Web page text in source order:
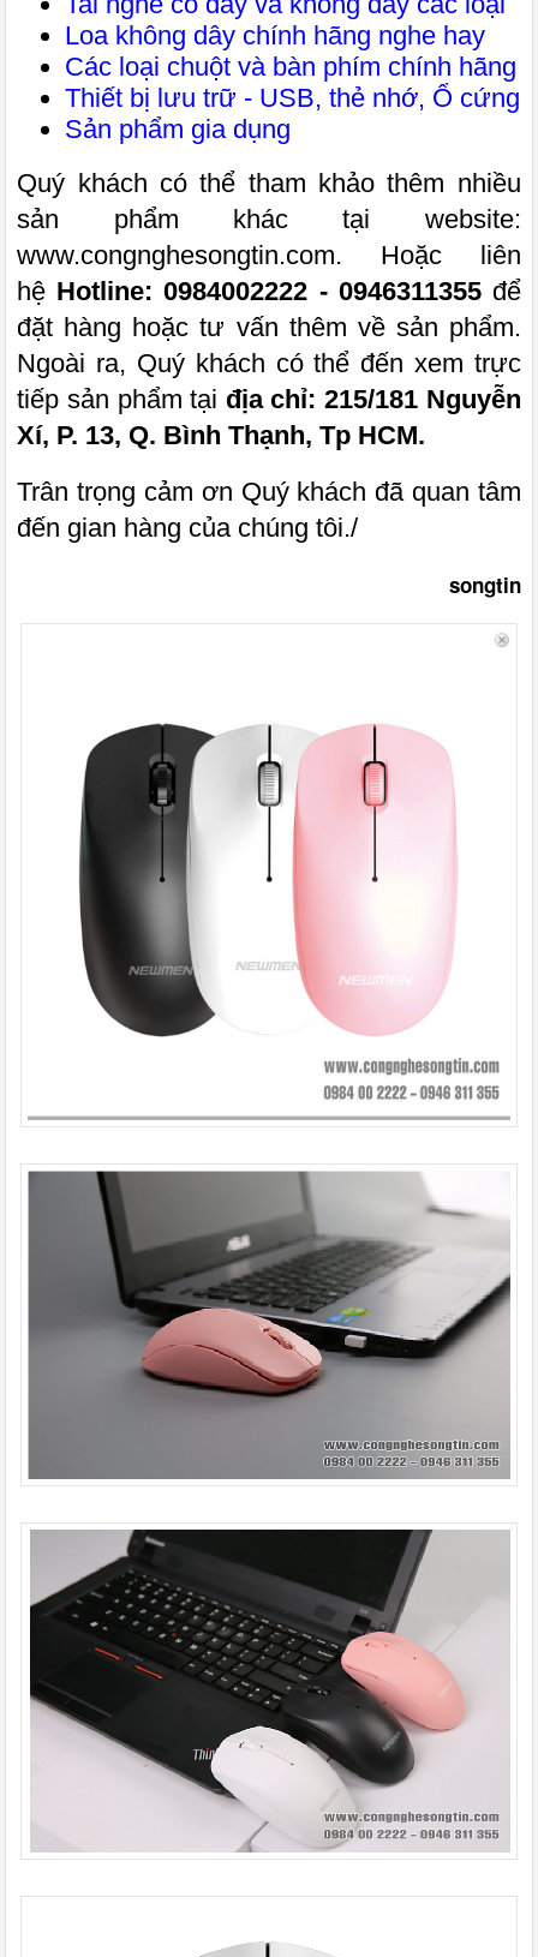
Loa không dây chính hãng nghe hay
Các loại chuột và bàn phím chính hãng
Thiết bị lưu trữ - USB, thẻ nhớ, Ổ cứng
Sản phẩm gia dụng
Quý khách có thể tham khảo thêm nhiều
sản phẩm khác tại website:
www.congnghesongtin.com. Hoặc liên
hệ Hotline: 0984002222 - 0946311355 để
đặt hàng hoặc tư vấn thêm về sản phẩm.
Ngoài ra, Quý khách có thể đến xem trực
tiếp sản phẩm tại địa chỉ: 215/181 Nguyễn
Xí, P. 13, Q. Bình Thạnh, Tp HCM.
Trân trọng cảm ơn Quý khách đã quan tâm
đến gian hàng của chúng tôi./
songtin